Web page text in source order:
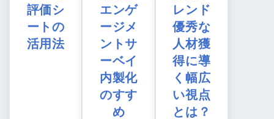
評価シ
ートの
活用法
エンゲ
ージメ
ントサ
ーベイ
内製化
のすす
め
レンド
優秀な
人材獲
得に導
く幅広
い視点
とは？